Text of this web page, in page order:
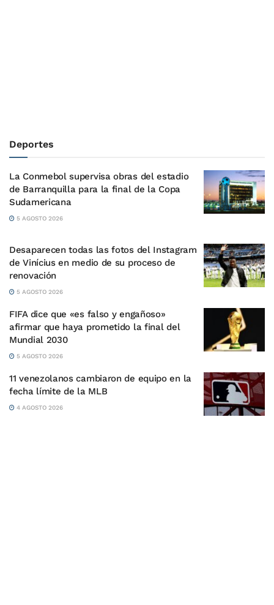
Deportes
La Conmebol supervisa obras del estadio
de Barranquilla para la final de la Copa
Sudamericana
5 AGOSTO 2026
Desaparecen todas las fotos del Instagram
de Vinícius en medio de su proceso de
renovación
5 AGOSTO 2026
FIFA dice que «es falso y engañoso»
afirmar que haya prometido la final del
Mundial 2030
5 AGOSTO 2026
11 venezolanos cambiaron de equipo en la
fecha límite de la MLB
4 AGOSTO 2026